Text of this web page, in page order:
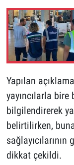
Yapılan
yayıncılarla
bilgilendirerek
belirtilirken,
dikkat çekildi.